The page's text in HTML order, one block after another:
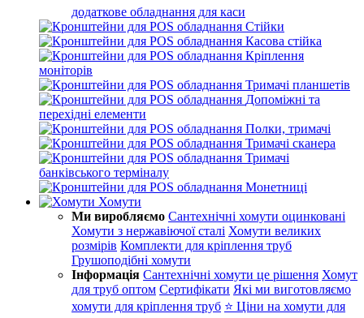
додаткове обладнання для каси
Стійки
Касова стійка
Кріплення
моніторів
Тримачі планшетів
Допоміжні та
перехідні елементи
Полки, тримачі
Тримачі сканера
Тримачі
банківського терміналу
Монетниці
Хомути
Ми виробляємо Сантехнічні хомути оцинковані
Хомути з нержавіючої сталі Хомути великих
розмірів Комплекти для кріплення труб
Грушоподібні хомути
Інформація Сантехнічні хомути це рішення Хомут
для труб оптом Сертифікати Які ми виготовляємо
хомути для кріплення труб ⭐ Ціни на хомути для